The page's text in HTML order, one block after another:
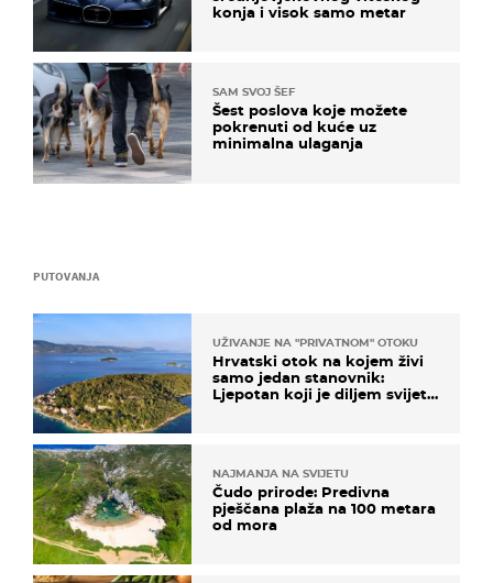
PUTOVANJA
UŽIVANJE NA "PRIVATNOM" OTOKU
Hrvatski otok na kojem živi
samo jedan stanovnik:
Ljepotan koji je diljem svijeta
NAJMANJA NA SVIJETU
Čudo prirode: Predivna
pješčana plaža na 100 metara
od mora
konja i visok samo metar
SAM SVOJ ŠEF
Šest poslova koje možete
pokrenuti od kuće uz
minimalna ulaganja